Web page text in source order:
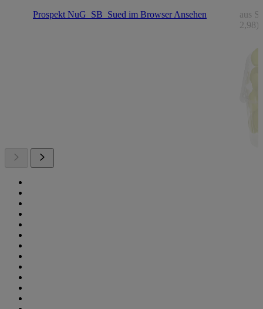
Prospekt NuG_SB_Sued im BrowserAnsehen
aus
2,98)